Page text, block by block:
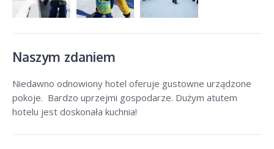
Naszym zdaniem
Niedawno odnowiony hotel oferuje gustowne urządzone
pokoje. Bardzo uprzejmi gospodarze. Dużym atutem
hotelu jest doskonała kuchnia!